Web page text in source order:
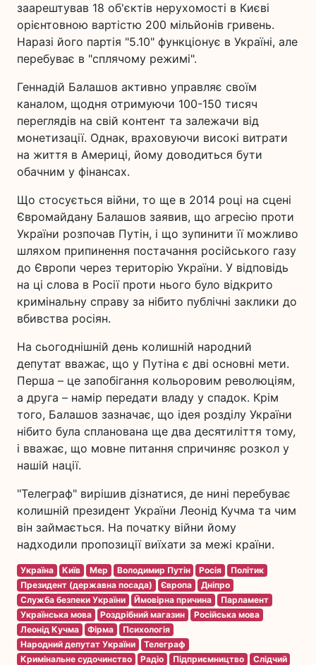
заарештував 18 об'єктів нерухомості в Києві
орієнтовною вартістю 200 мільйонів гривень.
Наразі його партія "5.10" функціонує в Україні, але
перебуває в "сплячому режимі".
Геннадій Балашов активно управляє своїм
каналом, щодня отримуючи 100-150 тисяч
переглядів на свій контент та залежачи від
монетизації. Однак, враховуючи високі витрати
на життя в Америці, йому доводиться бути
обачним у фінансах.
Що стосується війни, то ще в 2014 році на сцені
Євромайдану Балашов заявив, що агресію проти
України розпочав Путін, і що зупинити її можливо
шляхом припинення постачання російського газу
до Європи через територію України. У відповідь
на ці слова в Росії проти нього було відкрито
кримінальну справу за нібито публічні заклики до
вбивства росіян.
На сьогоднішній день колишній народний
депутат вважає, що у Путіна є дві основні мети.
Перша – це запобігання кольоровим революціям,
а друга – намір передати владу у спадок. Крім
того, Балашов зазначає, що ідея розділу України
нібито була спланована ще два десятиліття тому,
і вважає, що мовне питання спричиняє розкол у
нашій нації.
"Телеграф" вирішив дізнатися, де нині перебуває
колишній президент України Леонід Кучма та чим
він займається. На початку війни йому
надходили пропозиції виїхати за межі країни.
Україна Київ Мер Володимир Путін Росія
Політик
Президент (державна посада)
Європа
Дніпро
Служба безпеки України
Ймовірна причина
Парламент
Українська мова
Роздрібний магазин
Російська мова
Леонід Кучма
Фірма
Психологія
Народний депутат України
Телеграф
Кримінальне судочинство
Радіо Підприємництво
Слідчий